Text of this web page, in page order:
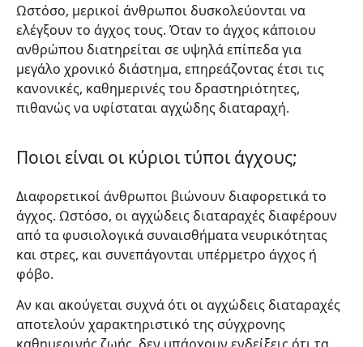
Ωστόσο, μερικοί άνθρωποι δυσκολεύονται να
ελέγξουν το άγχος τους. Όταν το άγχος κάποιου
ανθρώπου διατηρείται σε υψηλά επίπεδα για
μεγάλο χρονικό διάστημα, επηρεάζοντας έτσι τις
κανονικές, καθημερινές του δραστηριότητες,
πιθανώς να υφίσταται αγχώδης διαταραχή.
Ποιοι είναι οι κύριοι τύποι άγχους;
Διαφορετικοί άνθρωποι βιώνουν διαφορετικά το
άγχος. Ωστόσο, οι αγχώδεις διαταραχές διαφέρουν
από τα φυσιολογικά συναισθήματα νευρικότητας
και στρες, και συνεπάγονται υπέρμετρο άγχος ή
φόβο.
Αν και ακούγεται συχνά ότι οι αγχώδεις διαταραχές
αποτελούν χαρακτηριστικό της σύγχρονης